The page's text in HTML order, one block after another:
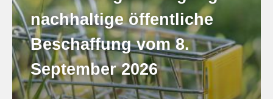
nachhaltige öffentliche
Beschaffung vom 8.
September 2026